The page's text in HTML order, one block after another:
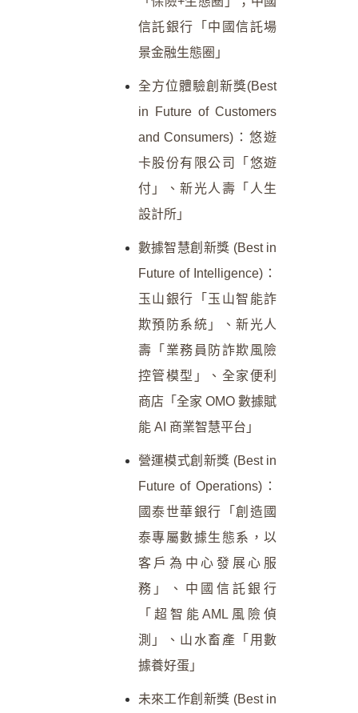
信託銀行「中國信託場
景金融生態圈」
全方位體驗創新獎(Best
in Future of Customers
and Consumers)：悠遊
卡股份有限公司「悠遊
付」、新光人壽「人生
設計所」
數據智慧創新獎 (Best in
Future of Intelligence)：
玉山銀行「玉山智能詐
欺預防系統」、新光人
壽「業務員防詐欺風險
控管模型」、全家便利
商店「全家 OMO 數據賦
能 AI 商業智慧平台」
營運模式創新獎 (Best in
Future of Operations)：
國泰世華銀行「創造國
泰專屬數據生態系，以
客戶為中心發展心服
務」、中國信託銀行
「超智能AML風險偵
測」、山水畜產「用數
據養好蛋」
未來工作創新獎 (Best in